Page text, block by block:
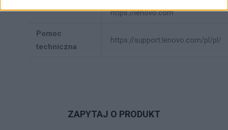
https://lenovo.com
Pomoc
techniczna
https://support.lenovo.com/pl/pl/
ZAPYTAJ O PRODUKT